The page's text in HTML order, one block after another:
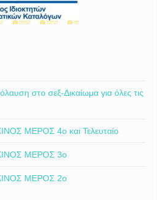
στο σεξ-Δικαίωμα για όλες τις
ΜΕΡΟΣ 4ο και Τελευταίο
ΜΕΡΟΣ 3ο
ΜΕΡΟΣ 2ο